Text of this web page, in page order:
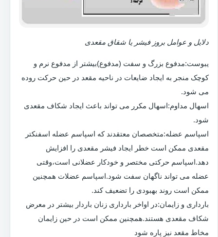
دلایل و عوامل بروز فیشر یا شقاق مقعدی
یبوست:مدفوع بزرگ و سفت (مدفوع)بیشتر از مدفوع نرم و
کوچک منجر به ایجاد ضایعات در ناحیه مقعد در حین حرکت روده
می شود.
اسهال مداوم:اسهال مکرر می تواند باعث ایجاد شکاف مقعدی
شود.
اسپاسم عضله:متخصصان معتقدند که اسپاسم عضله اسفنکتر
مقعدی ممکن است خطر ایجاد فیشر مقعدی را افزایش
دهد.اسپاسم حرکتی مختصر و خودکار عضلانی است،وقتی
عضله می تواند ناگهان سفت شود.اسپاسم عضلات همچنین
ممکن است روند بهبودی را تضعیف کند.
بارداری و زایمان:در اواخر بارداری زنان باردار بیشتر در معرض
شکاف مقعدی هستند.همچنین ممکن است در حین زایمان
مخاط مقعد نیز پاره شود